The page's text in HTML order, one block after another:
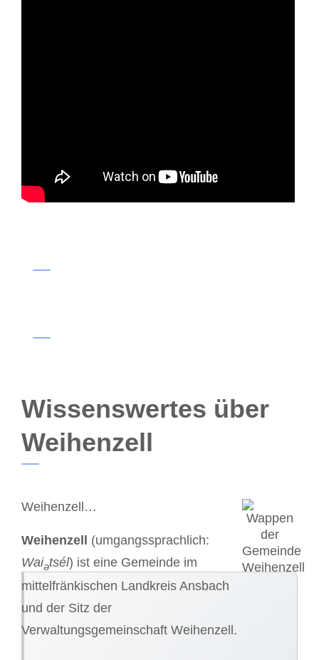
Wissenswertes über
Weihenzell
Weihenzell…
Weihenzell (umgangssprachlich:
Waiətsél) ist eine Gemeinde im
mittelfränkischen Landkreis Ansbach
und der Sitz der
Verwaltungsgemeinschaft Weihenzell.